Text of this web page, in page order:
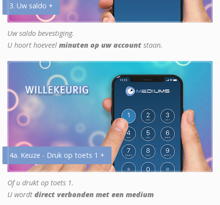
3. Uw saldo +
Uw saldo bevestiging.
U hoort hoeveel minuten op uw account staan.
4a. Keuze - Druk op toets 1 +
Of u drukt op toets 1.
U wordt direct verbonden met een medium